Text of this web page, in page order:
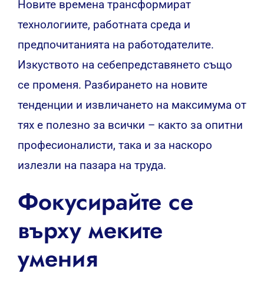
Новите времена трансформират
технологиите, работната среда и
предпочитанията на работодателите.
Изкуството на себепредставянето също
се променя. Разбирането на новите
тенденции и извличането на максимума от
тях е полезно за всички – както за опитни
професионалисти, така и за наскоро
излезли на пазара на труда.
Фокусирайте се
върху меките
умения